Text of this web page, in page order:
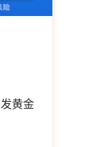
黄金